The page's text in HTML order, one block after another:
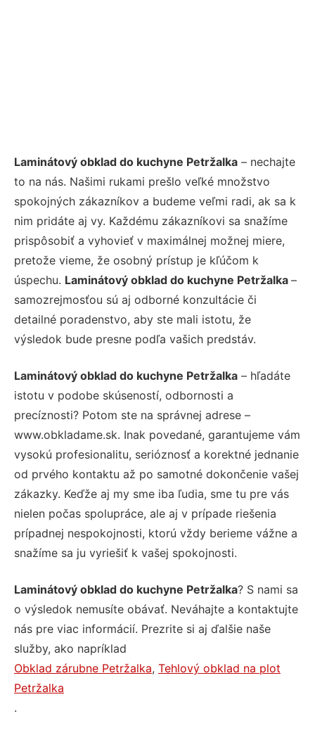
Laminátový obklad do kuchyne Petržalka – nechajte
to na nás. Našimi rukami prešlo veľké množstvo
spokojných zákazníkov a budeme veľmi radi, ak sa k
nim pridáte aj vy. Každému zákazníkovi sa snažíme
prispôsobiť a vyhovieť v maximálnej možnej miere,
pretože vieme, že osobný prístup je kľúčom k
úspechu. Laminátový obklad do kuchyne Petržalka –
samozrejmosťou sú aj odborné konzultácie či
detailné poradenstvo, aby ste mali istotu, že
výsledok bude presne podľa vašich predstáv.
Laminátový obklad do kuchyne Petržalka – hľadáte
istotu v podobe skúseností, odbornosti a
precíznosti? Potom ste na správnej adrese –
www.obkladame.sk. Inak povedané, garantujeme vám
vysokú profesionalitu, serióznosť a korektné jednanie
od prvého kontaktu až po samotné dokončenie vašej
zákazky. Keďže aj my sme iba ľudia, sme tu pre vás
nielen počas spolupráce, ale aj v prípade riešenia
prípadnej nespokojnosti, ktorú vždy berieme vážne a
snažíme sa ju vyriešiť k vašej spokojnosti.
Laminátový obklad do kuchyne Petržalka? S nami sa
o výsledok nemusíte obávať. Neváhajte a kontaktujte
nás pre viac informácií. Prezrite si aj ďalšie naše
služby, ako napríklad
Obklad zárubne Petržalka, Tehlový obklad na plot
Petržalka
.